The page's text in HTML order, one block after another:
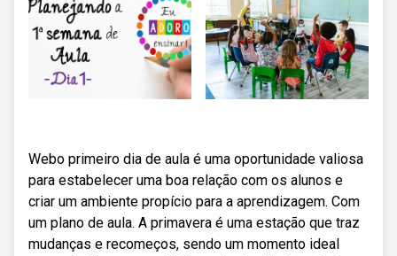
Webo primeiro dia de aula é uma oportunidade valiosa
para estabelecer uma boa relação com os alunos e
criar um ambiente propício para a aprendizagem. Com
um plano de aula. A primavera é uma estação que traz
mudanças e recomeços, sendo um momento ideal